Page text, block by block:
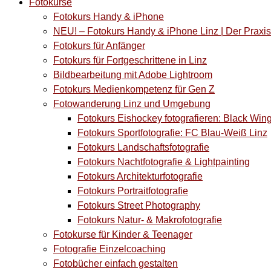
Fotokurse
Fotokurs Handy & iPhone
NEU! – Fotokurs Handy & iPhone Linz | Der
Fotokurs für Anfänger
Fotokurs für Fortgeschrittene in Linz
Bildbearbeitung mit Adobe Lightroom
Fotokurs Medienkompetenz für Gen Z
Fotowanderung Linz und Umgebung
Fotokurs Eishockey fotografieren: Black
Fotokurs Sportfotografie: FC Blau-Weiß Linz
Fotokurs Landschaftsfotografie
Fotokurs Nachtfotografie & Lightpainting
Fotokurs Architekturfotografie
Fotokurs Portraitfotografie
Fotokurs Street Photography
Fotokurs Natur- & Makrofotografie
Fotokurse für Kinder & Teenager
Fotografie Einzelcoaching
Fotobücher einfach gestalten